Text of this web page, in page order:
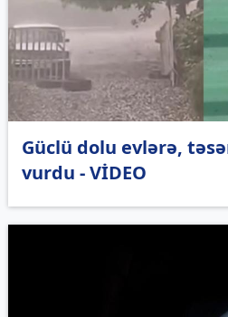
Güclü dolu evlərə,
vurdu - VİDEO